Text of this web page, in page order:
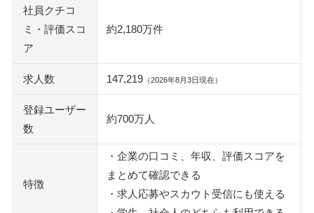
OpenWorkは応募先を決める前の確認リストにする
執筆者・監修者のmotoについて
社員クチコ
ミ・評価スコ
ア
約2,180万件
求人数 147,219 （2026年8月3日現在）
登録ユーザー
数
約700万人
特徴
・企業の口コミ、年収、評価スコアを
まとめて確認できる
・求人応募やスカウト受信にも使える